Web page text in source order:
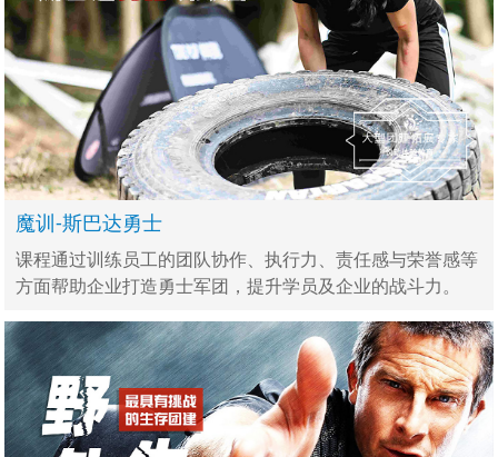
魔训-斯巴达勇士
课程通过训练员工的团队协作、执行力、责任感与荣誉感等
方面帮助企业打造勇士军团，提升学员及企业的战斗力。